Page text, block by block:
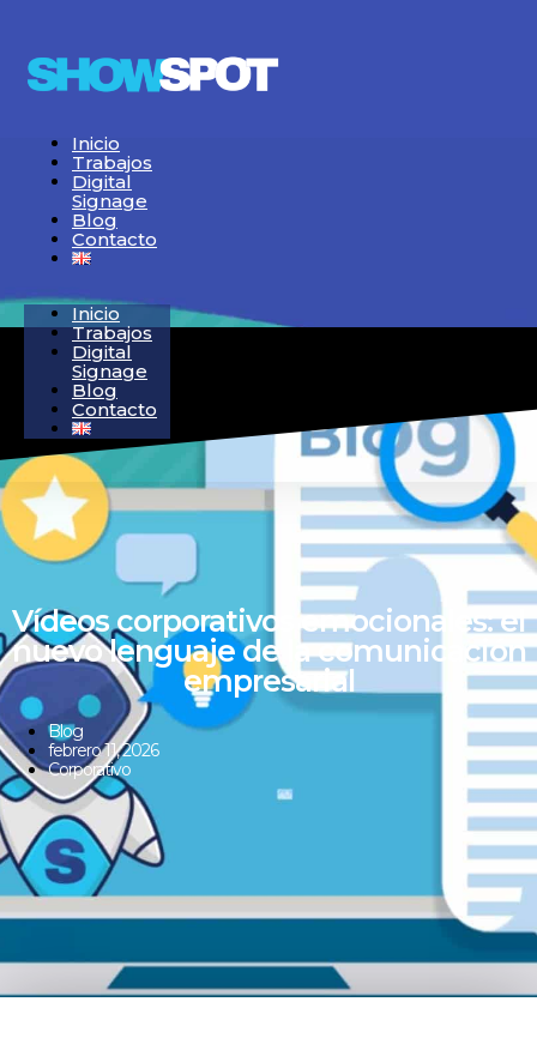
Inicio
Trabajos
Digital
Signage
Blog
Contacto
Inicio
Trabajos
Digital
Signage
Blog
Contacto
Vídeos corporativos emocionales: el
nuevo lenguaje de la comunicación
empresarial
Blog
febrero 11, 2026
Corporativo